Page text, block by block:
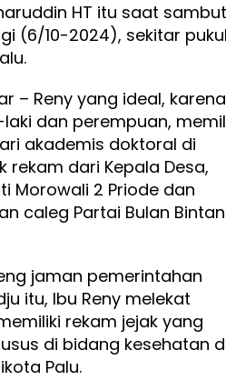
HT itu saat
(6/10-2024), sekitar
– Reny yang ideal, karena
dan perempuan,
akademis doktoral di
rekam dari Kepala Desa,
Morowali 2 Priode dan
caleg Partai Bulan
jaman pemerintahan
itu, Ibu Reny melekat
rekam jejak yang
di bidang kesehatan
Palu.